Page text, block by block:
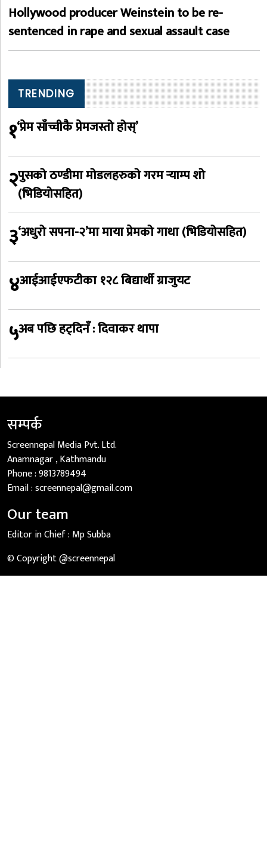
Hollywood producer Weinstein to be re-
sentenced in rape and sexual assault case
TRENDING
१‘प्रेम साँच्चीकै प्रेमजस्तो होस्’
२पुसको ठण्डीमा मोडलहरुको गरम र्‍याम्प शो
(भिडियोसहित)
३‘अधुरो सपना-२’मा माया प्रेमको गाथा (भिडियोसहित)
४आईआईएफटीका १२८ बिद्यार्थी ग्राजुयट
५अब पछि हट्दिनँ : दिवाकर थापा
सम्पर्क
Screennepal Media Pvt. Ltd.
Anamnagar , Kathmandu
Phone :9813789494
Email :screennepal@gmail.com
Our team
Editor in Chief : Mp Subba
© Copyright @screennepal